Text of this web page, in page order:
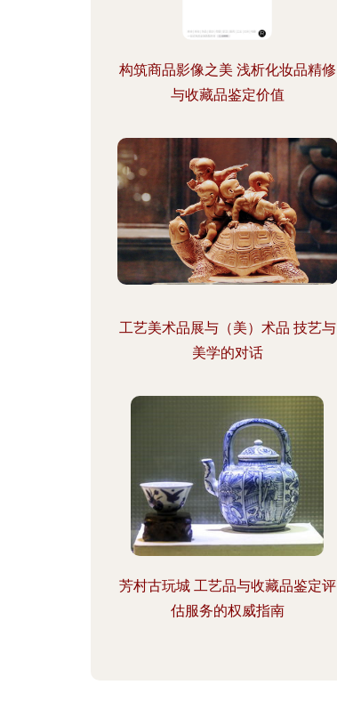
构筑商品影像之美 浅析化妆品精修
与收藏品鉴定价值
工艺美术品展与（美）术品 技艺与
美学的对话
芳村古玩城 工艺品与收藏品鉴定评
估服务的权威指南